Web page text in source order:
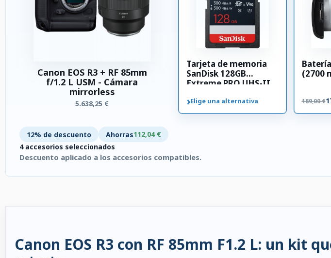
Canon EOS R3 + RF 85mm
f/1.2 L USM - Cámara
mirrorless
5.638,25 €
Tarjeta de memoria
SanDisk 128GB
Extreme PRO UHS-II
›Elige una alternativa
(2700
189,00 €
12% de descuento Ahorras112,04 €
4 accesorios seleccionados
Descuento aplicado a los accesorios compatibles.
Canon EOS R3 con RF 85mm F1.2 L: un kit